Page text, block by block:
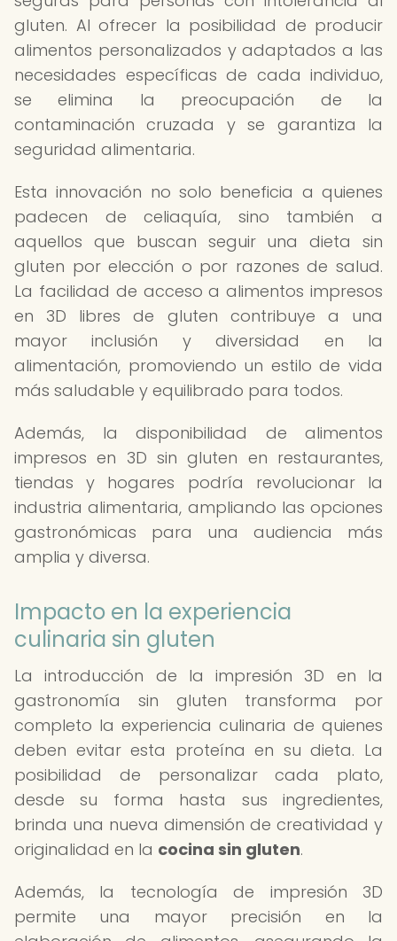
gluten. Al ofrecer la posibilidad de producir
alimentos personalizados y adaptados a las
necesidades específicas de cada individuo,
se elimina la preocupación de la
contaminación cruzada y se garantiza la
seguridad alimentaria.
Esta innovación no solo beneficia a quienes
padecen de celiaquía, sino también a
aquellos que buscan seguir una dieta sin
gluten por elección o por razones de salud.
La facilidad de acceso a alimentos impresos
en 3D libres de gluten contribuye a una
mayor inclusión y diversidad en la
alimentación, promoviendo un estilo de vida
más saludable y equilibrado para todos.
Además, la disponibilidad de alimentos
impresos en 3D sin gluten en restaurantes,
tiendas y hogares podría revolucionar la
industria alimentaria, ampliando las opciones
gastronómicas para una audiencia más
amplia y diversa.
Impacto en la experiencia
culinaria sin gluten
La introducción de la impresión 3D en la
gastronomía sin gluten transforma por
completo la experiencia culinaria de quienes
deben evitar esta proteína en su dieta. La
posibilidad de personalizar cada plato,
desde su forma hasta sus ingredientes,
brinda una nueva dimensión de creatividad y
originalidad en la cocina sin gluten.
Además, la tecnología de impresión 3D
permite una mayor precisión en la